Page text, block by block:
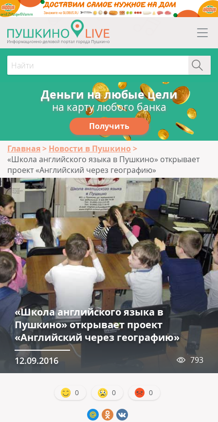
erid:2Vtzqw6Vsmm
Деньги на любые цели
на карту любого банка
Получить
Главная
Новости в Пушкино
«Школа английского языка в Пушкино» открывает
проект «Английский через географию»
«Школа английского языка в
Пушкино» открывает проект
«Английский через географию»
12.09.2016 793
0 0 0